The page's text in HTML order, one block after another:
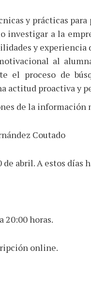
y prácticas
investigar a la
y experiencia
al
el proceso de
actitud proactiva y
de la información
Coutado
de abril. A estos
20:00 horas.
online.